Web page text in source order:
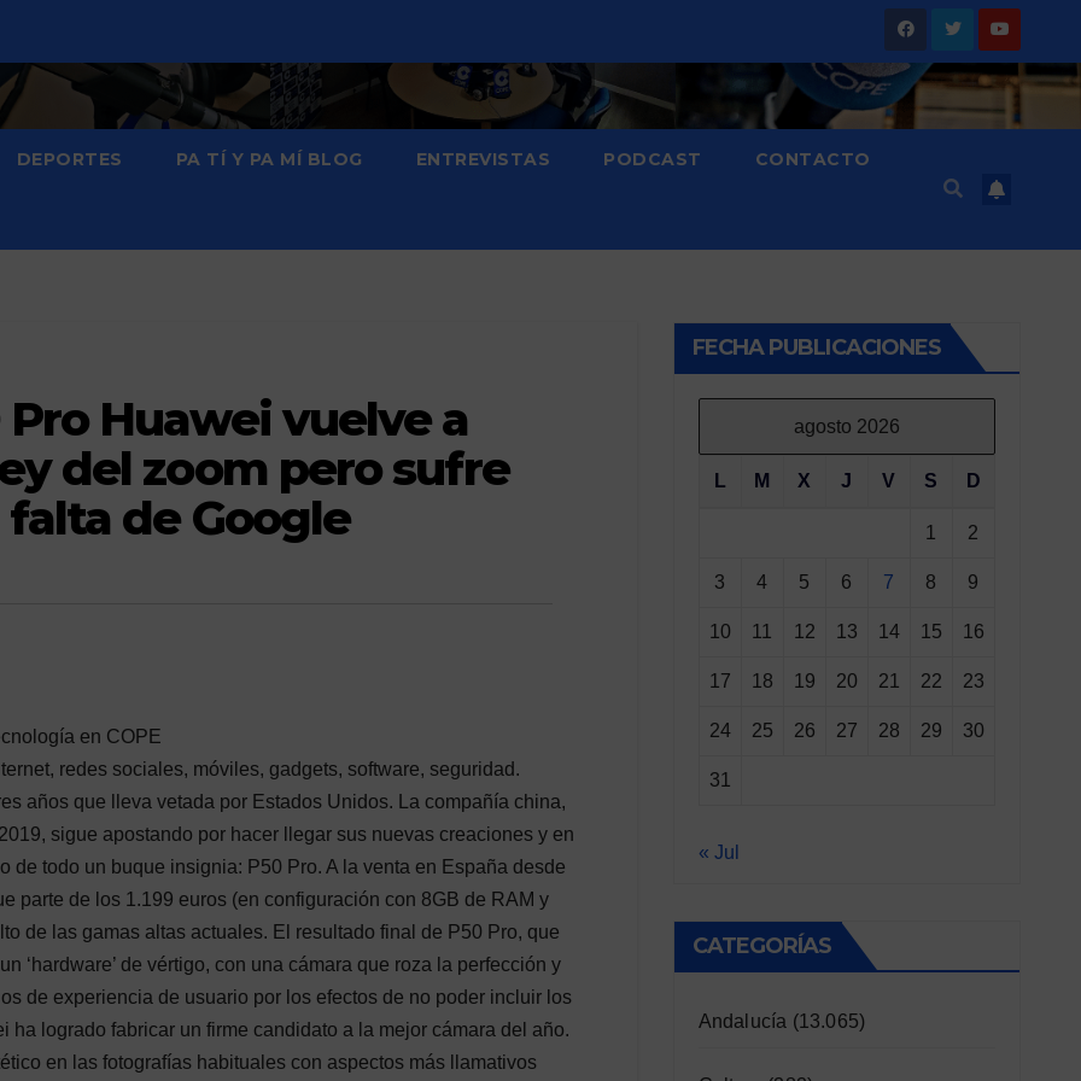
DEPORTES PA TÍ Y PA MÍ BLOG ENTREVISTAS PODCAST CONTACTO
Huawei vuelve a
del zoom pero sufre
de Google
en COPE
redes sociales, móviles, gadgets, software, seguridad.
años que lleva vetada por Estados Unidos. La compañía china,
sigue apostando por hacer llegar sus nuevas creaciones y en
de todo un buque insignia: P50 Pro. A la venta en España desde
parte de los 1.199 euros (en configuración con 8GB de RAM y
de las gamas altas actuales. El resultado final de P50 Pro, que
‘hardware’ de vértigo, con una cámara que roza la perfección y
de experiencia de usuario por los efectos de no poder incluir los
logrado fabricar un firme candidato a la mejor cámara del año.
en las fotografías habituales con aspectos más llamativos
FECHA PUBLICACIONES
agosto 2026
L M X J V S D
1 2
3 4 5 6 7 8 9
10 11 12 13 14 15 16
17 18 19 20 21 22 23
24 25 26 27 28 29 30
31
« Jul
CATEGORÍAS
Andalucía (13.065)